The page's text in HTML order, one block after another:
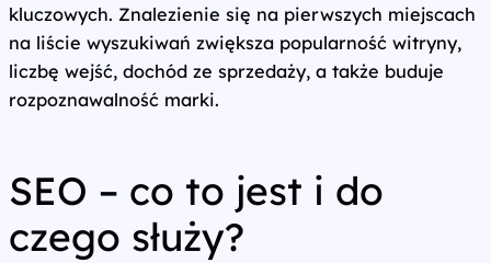
kluczowych. Znalezienie się na pierwszych miejscach
na liście wyszukiwań zwiększa popularność witryny,
liczbę wejść, dochód ze sprzedaży, a także buduje
rozpoznawalność marki.
SEO – co to jest i do
czego służy?